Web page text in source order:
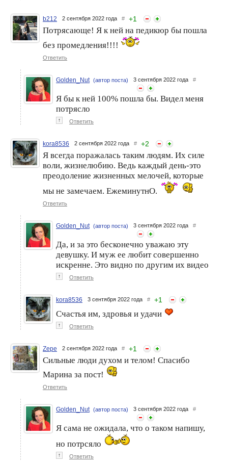
b212 2 сентября 2022 года # +1
Потрясающе! Я к ней на педикюр бы пошла
без промедления!!!!
Ответить
Golden_Nut (автор поста) 3 сентября 2022 года #
Я бы к ней 100% пошла бы. Видел меня
потрясло
↑ Ответить
kora8536 2 сентября 2022 года # +2
Я всегда поражалась таким людям. Их силе
воли, жизнелюбию. Ведь каждый день-это
преодоление жизненных мелочей, которые
мы не замечаем. ЕжеминутнО.
Ответить
Golden_Nut (автор поста) 3 сентября 2022 года #
Да, и за это бесконечно уважаю эту
девушку. И муж ее любит совершенно
искренне. Это видно по другим их видео
↑ Ответить
kora8536 3 сентября 2022 года # +1
Счастья им, здровья и удачи
↑ Ответить
Zepe 2 сентября 2022 года # +1
Сильные люди духом и телом! Спасибо
Марина за пост!
Ответить
Golden_Nut (автор поста) 3 сентября 2022 года #
Я сама не ожидала, что о таком напишу,
но потрсяло
↑ Ответить